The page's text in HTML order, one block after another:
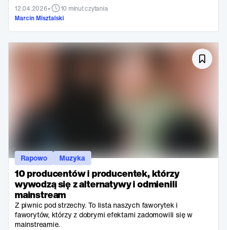
12.04.2026•
10 minut czytania
Marcin Misztalski
10 producentów i producentek, którzy
wywodzą się z alternatywy i odmienili
mainstream
Z piwnic pod strzechy. To lista naszych faworytek i
faworytów, którzy z dobrymi efektami zadomowili się w
mainstreamie.
Rapowo Muzyka